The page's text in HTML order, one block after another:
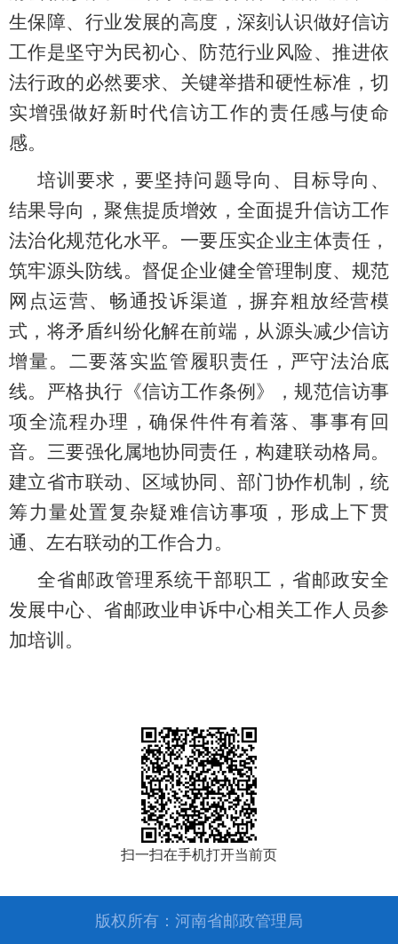
生保障、行业发展的高度，深刻认识做好信访
工作是坚守为民初心、防范行业风险、推进依
法行政的必然要求、关键举措和硬性标准，切
实增强做好新时代信访工作的责任感与使命
感。
培训要求，要坚持问题导向、目标导向、
结果导向，聚焦提质增效，全面提升信访工作
法治化规范化水平。一要压实企业主体责任，
筑牢源头防线。督促企业健全管理制度、规范
网点运营、畅通投诉渠道，摒弃粗放经营模
式，将矛盾纠纷化解在前端，从源头减少信访
增量。二要落实监管履职责任，严守法治底
线。严格执行《信访工作条例》，规范信访事
项全流程办理，确保件件有着落、事事有回
音。三要强化属地协同责任，构建联动格局。
建立省市联动、区域协同、部门协作机制，统
筹力量处置复杂疑难信访事项，形成上下贯
通、左右联动的工作合力。
全省邮政管理系统干部职工 ，省邮政安全
发展中心、省邮政业申诉中心相关工作人员参
加培训。
扫一扫在手机打开当前页
版权所有：河南省邮政管理局